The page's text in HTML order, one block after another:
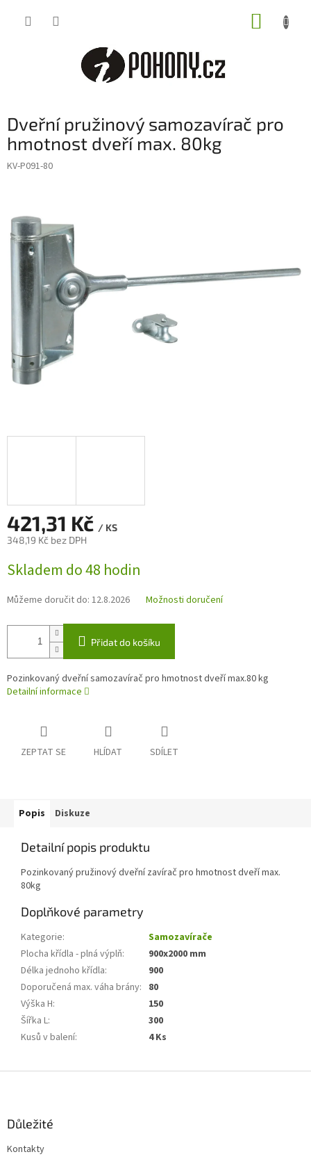
Dveřní pružinový samozavírač pro
hmotnost dveří max. 80kg
KV-P091-80
421,31 Kč / KS
348,19 Kč bez DPH
cena:
Skladem do 48 hodin
Můžeme doručit do: 12.8.2026 Možnosti doručení
Přidat do košíku
Pozinkovaný dveřní samozavírač pro hmotnost dveří max.80 kg
Detailní informace
ZEPTAT SE HLÍDAT SDÍLET
Popis Diskuze
Detailní popis produktu
Pozinkovaný pružinový dveřní zavírač pro hmotnost dveří max.
80kg
Doplňkové parametry
Kategorie:
Samozavírače
Plocha křídla - plná výplň:
900x2000 mm
Délka jednoho křídla:
900
Doporučená max. váha brány: 80
Výška H:
150
Šířka L:
300
Kusů v balení: 4 Ks
Důležité
Kontakty